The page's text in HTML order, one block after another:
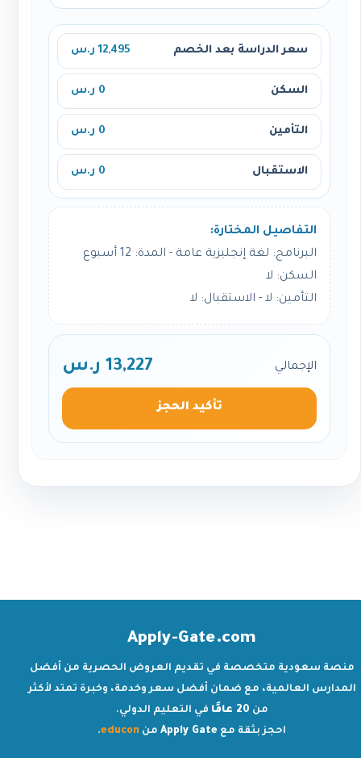
سعر الدراسة بعد الخصم 12,495 ر.س
السكن 0 ر.س
التأمين 0 ر.س
الاستقبال 0 ر.س
التفاصيل المختارة:
البرنامج: لغة إنجليزية عامة - المدة: 12 أسبوع
السكن: لا
التأمين: لا - الاستقبال: لا
الإجمالي 13,227 ر.س
تأكيد الحجز
Apply-Gate.com
منصة سعودية متخصصة في تقديم العروض الحصرية من أفضل
المدارس العالمية، مع ضمان أفضل سعر وخدمة، وخبرة تمتد لأكثر
من 20 عامًا
في التعليم الدولي.
احجز بثقة مع Apply Gate من educon
.